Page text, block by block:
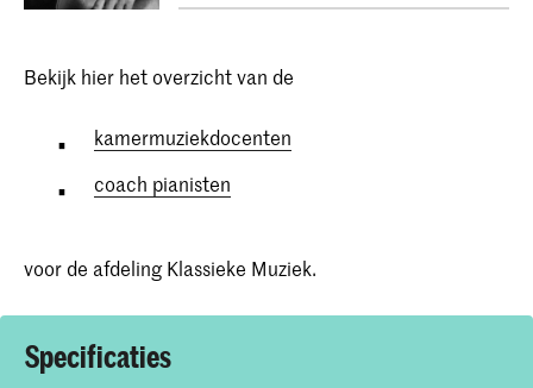
Bekijk hier het overzicht van de
kamermuziekdocenten
coach pianisten
voor de afdeling Klassieke Muziek.
Specificaties